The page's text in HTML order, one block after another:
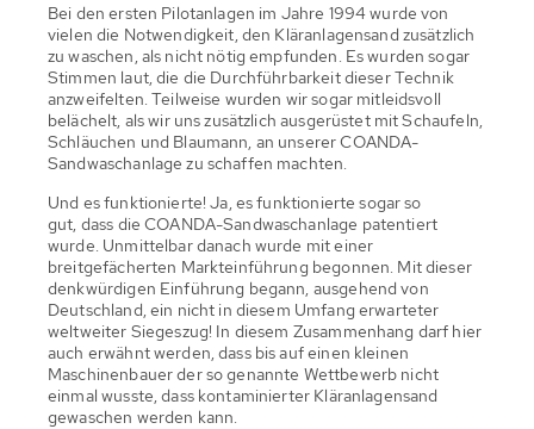
Bei den ersten Pilotanlagen im Jahre 1994 wurde von
vielen die Notwendigkeit, den Kläranlagensand zusätzlich
zu waschen, als nicht nötig empfunden. Es wurden sogar
Stimmen laut, die die Durchführbarkeit dieser Technik
anzweifelten. Teilweise wurden wir sogar mitleidsvoll
belächelt, als wir uns zusätzlich ausgerüstet mit Schaufeln,
Schläuchen und Blaumann, an unserer COANDA-
Sandwaschanlage zu schaffen machten.
Und es funktionierte! Ja, es funktionierte sogar so
gut, dass die COANDA-Sandwaschanlage patentiert
wurde. Unmittelbar danach wurde mit einer
breitgefächerten Markteinführung begonnen. Mit dieser
denkwürdigen Einführung begann, ausgehend von
Deutschland, ein nicht in diesem Umfang erwarteter
weltweiter Siegeszug! In diesem Zusammenhang darf hier
auch erwähnt werden, dass bis auf einen kleinen
Maschinenbauer der so genannte Wettbewerb nicht
einmal wusste, dass kontaminierter Kläranlagensand
gewaschen werden kann.